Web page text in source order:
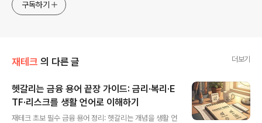
구독하기
재테크 의 다른 글 더보기
헷갈리는 금융 용어 끝장 가이드: 금리·복리·E
TF·리스크를 생활 언어로 이해하기
재테크 초보 필수 금융 용어 정리: 헷갈리는 개념을 생활 언